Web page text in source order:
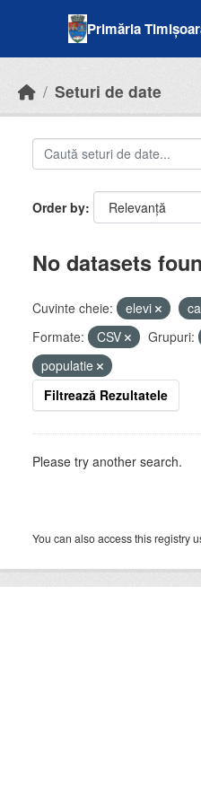
Primăria
Seturi de date
Order by
No datasets
Cuvinte cheie: elevi
Formate:
CSV Grupuri:
populatie
Filtrează Rezultatele
Please try another search.
You can also access this registry